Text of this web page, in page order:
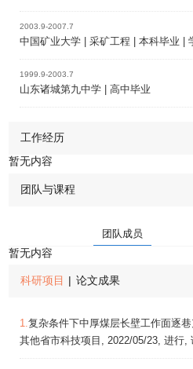
2003.9-2007.7
中国矿业大学 | 采矿工程 | 本科毕业 |
1999.9-2003.7
山东诸城第九中学 | 高中毕业
工作经历
暂无内容
团队与课程
团队成员
暂无内容
科研项目 | 论文成果
1.复杂条件下中厚煤层长壁工作面逐
其他省市科技项目, 2022/05/23, 进行,